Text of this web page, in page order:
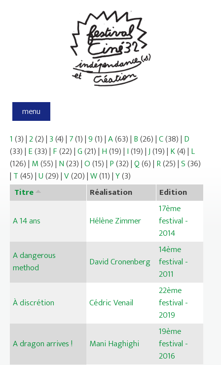
menu
1 (3)|2(2)| 3(4)| 7(1)|9(1)|A(63)| B(26)|C(38)| D
(33)| E(33)| F(22)|G(21)| H(19)| I(19)|J(19)| K(4)| L
(126)| M(55)| N(23)|O(15)| P(32)|Q(6)| R(25)|S(36)
| T(45)|U(29)|V(20)|W(11)|Y(3)
Titre
Réalisation Edition
A 14 ans Hélène Zimmer
17ème
festival -
2014
A dangerous
method
David Cronenberg
14ème
festival -
2011
À discrétion Cédric Venail
22ème
festival -
2019
A dragon arrives ! Mani Haghighi
19ème
festival -
2016